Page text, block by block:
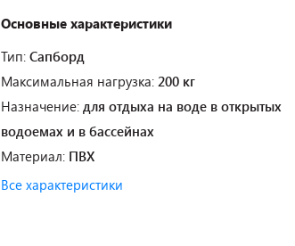
Основные характеристики
Тип: Сапборд
Максимальная нагрузка: 200 кг
Назначение: для отдыха на воде в открытых
водоемах и в бассейнах
Материал: ПВХ
Все характеристики